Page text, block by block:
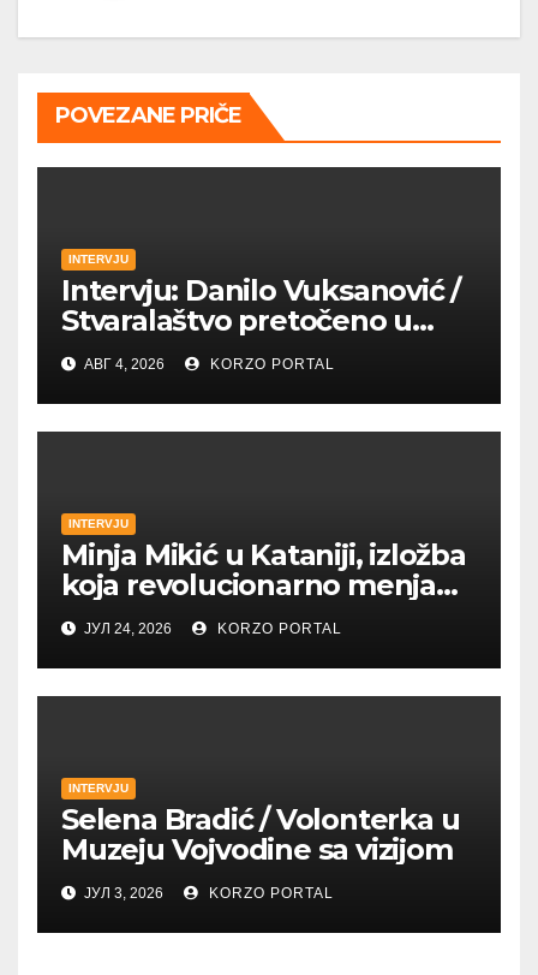
POVEZANE PRIČE
INTERVJU
Intervju: Danilo Vuksanović /
Stvaralaštvo pretočeno u
umetnost i reči
АВГ 4, 2026 KORZO PORTAL
INTERVJU
Minja Mikić u Kataniji, izložba
koja revolucionarno menja
koncept savremene
umetnosti
ЈУЛ 24, 2026 KORZO PORTAL
INTERVJU
Selena Bradić / Volonterka u
Muzeju Vojvodine sa vizijom
ЈУЛ 3, 2026 KORZO PORTAL